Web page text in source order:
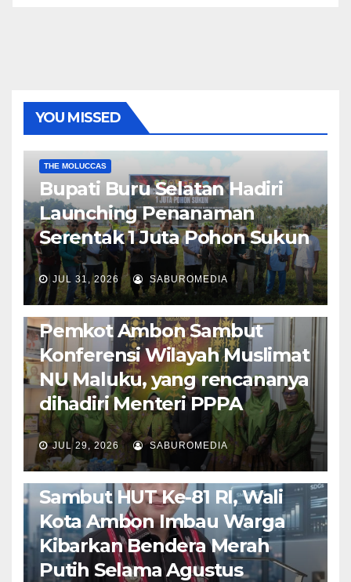
YOU MISSED
THE MOLUCCAS
Bupati Buru Selatan Hadiri
Launching Penanaman
Serentak 1 Juta Pohon Sukun
JUL 31, 2026 SABUROMEDIA
AMBON METRO JURNALISME AKTIVIS
POLITIK & PEMERINTAHAN
Pemkot Ambon Sambut
Konferensi Wilayah Muslimat
NU Maluku, yang rencananya
dihadiri Menteri PPPA
JUL 29, 2026 SABUROMEDIA
AMBON METRO POLITIK & PEMERINTAHAN
Sambut HUT Ke-81 RI, Wali
Kota Ambon Imbau Warga
Kibarkan Bendera Merah
Putih Selama Agustus